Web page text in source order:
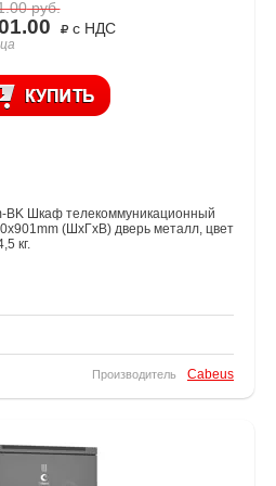
руб.
с НДС
BK Шкаф телекоммуникационный
(ШхГхВ) дверь металл, цвет
кг.
Производитель Cabeus